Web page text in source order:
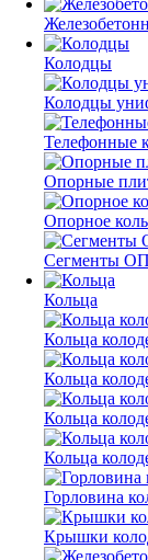
Колодцы
Колодцы
Телефонные
Опорные
Опорное
Сегменты
Кольца
Кольца
Кольца
Кольца
Кольца
Горловина
Крышки